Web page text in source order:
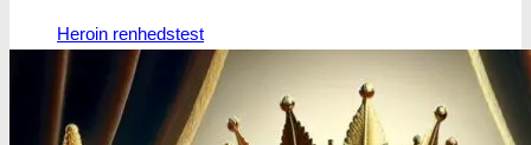
Heroin renhedstest
Badesalte
Badesalte renhedstest